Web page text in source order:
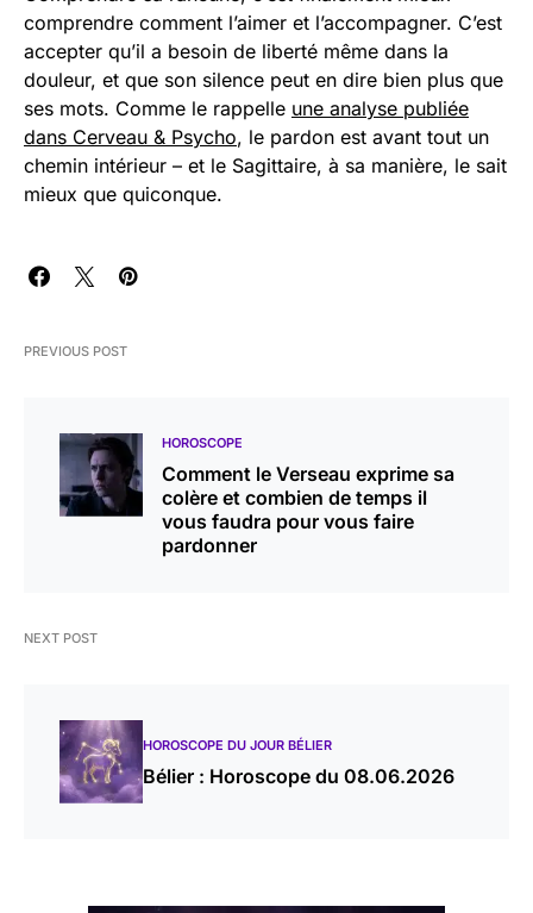
comprendre comment l’aimer et l’accompagner. C’est
accepter qu’il a besoin de liberté même dans la
douleur, et que son silence peut en dire bien plus que
ses mots. Comme le rappelle une analyse publiée
dans Cerveau & Psycho, le pardon est avant tout un
chemin intérieur – et le Sagittaire, à sa manière, le sait
mieux que quiconque.
PREVIOUS POST
HOROSCOPE
Comment le Verseau exprime sa
colère et combien de temps il
vous faudra pour vous faire
pardonner
NEXT POST
HOROSCOPE DU JOUR BÉLIER
Bélier : Horoscope du 08.06.2026